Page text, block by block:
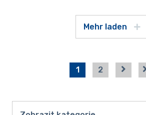
Mehr laden
1 2